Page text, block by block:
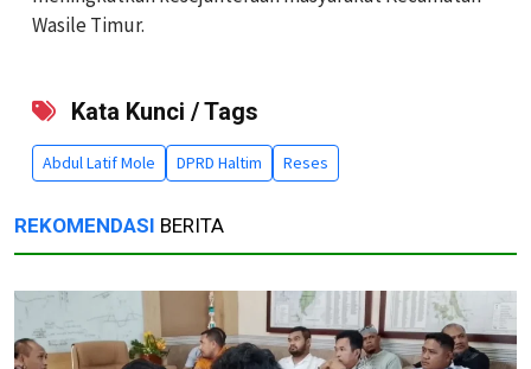
Wasile Timur.
Kata Kunci / Tags
Abdul Latif Mole DPRD Haltim Reses
REKOMENDASI BERITA